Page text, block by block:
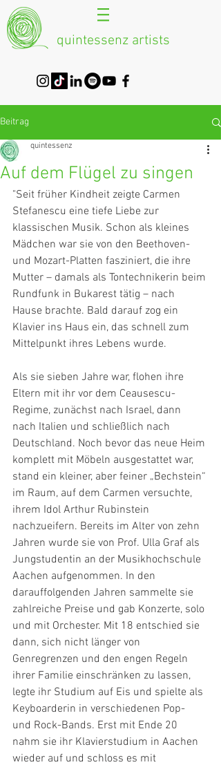
quintessenz artists
Beitrag
Auf dem Flügel zu singen
quintessenz
"Seit früher Kindheit zeigte Carmen
Stefanescu eine tiefe Liebe zur
klassischen Musik. Schon als kleines
Mädchen war sie von den Beethoven-
und Mozart-Platten fasziniert, die ihre
Mutter – damals als Tontechnikerin beim
Rundfunk in Bukarest tätig – nach
Hause brachte. Bald darauf zog ein
Klavier ins Haus ein, das schnell zum
Mittelpunkt ihres Lebens wurde.
Als sie sieben Jahre war, flohen ihre
Eltern mit ihr vor dem Ceausescu-
Regime, zunächst nach Israel, dann
nach Italien und schließlich nach
Deutschland. Noch bevor das neue Heim
komplett mit Möbeln ausgestattet war,
stand ein kleiner, aber feiner „Bechstein“
im Raum, auf dem Carmen versuchte,
ihrem Idol Arthur Rubinstein
nachzueifern. Bereits im Alter von zehn
Jahren wurde sie von Prof. Ulla Graf als
Jungstudentin an der Musikhochschule
Aachen aufgenommen. In den
darauffolgenden Jahren sammelte sie
zahlreiche Preise und gab Konzerte, solo
und mit Orchester. Mit 18 entschied sie
dann, sich nicht länger von
Genregrenzen und den engen Regeln
ihrer Familie einschränken zu lassen,
legte ihr Studium auf Eis und spielte als
Keyboarderin in verschiedenen Pop-
und Rock-Bands. Erst mit Ende 20
nahm sie ihr Klavierstudium in Aachen
wieder auf und schloss es mit